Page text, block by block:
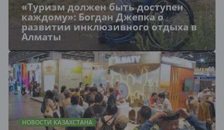
«Туризм должен быть доступен
каждому»: Богдан Джепка о
развитии инклюзивного отдыха в
Алматы
НОВОСТИ КАЗАХСТАНА